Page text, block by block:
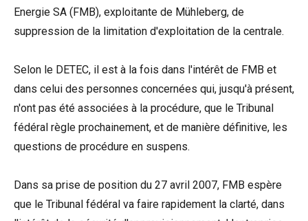
Energie SA (FMB), exploitante de Mühleberg, de
suppression de la limitation d'exploitation de la centrale.
Selon le DETEC, il est à la fois dans l'intérêt de FMB et
dans celui des personnes concernées qui, jusqu'à présent,
n'ont pas été associées à la procédure, que le Tribunal
fédéral règle prochainement, et de manière définitive, les
questions de procédure en suspens.
Dans sa prise de position du 27 avril 2007, FMB espère
que le Tribunal fédéral va faire rapidement la clarté, dans